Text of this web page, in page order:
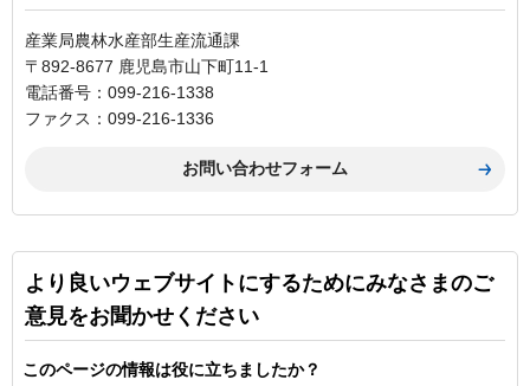
産業局農林水産部生産流通課
〒892-8677 鹿児島市山下町11-1
電話番号：099-216-1338
ファクス：099-216-1336
より良いウェブサイトにするためにみなさまのご
意見をお聞かせください
このページの情報は役に立ちましたか？